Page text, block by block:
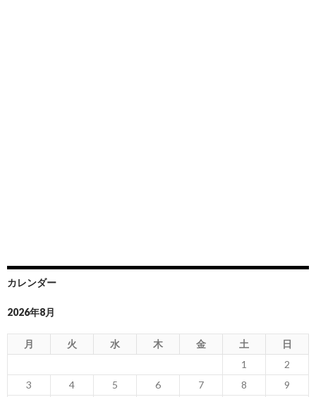
カレンダー
2026年8月
月 火 水 木 金 土
日
1
2
3
4 5 6 7 8
9